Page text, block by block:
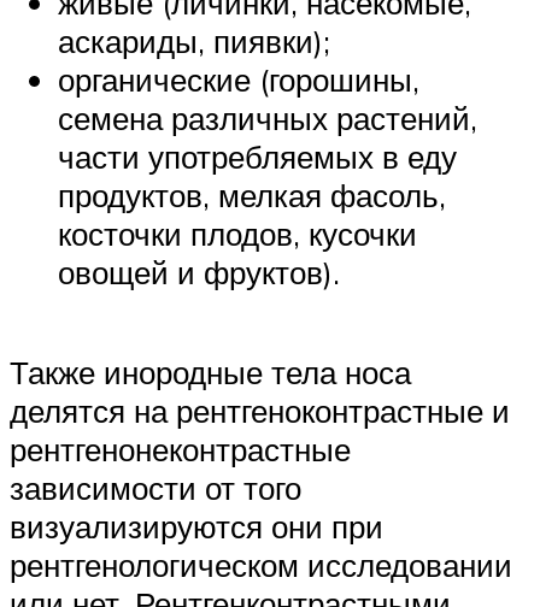
аскариды, пиявки);
органические (горошины,
семена различных растений,
части употребляемых в еду
продуктов, мелкая фасоль,
косточки плодов, кусочки
овощей и фруктов).
Также инородные тела носа
делятся на рентгеноконтрастные и
рентгенонеконтрастные
зависимости от того
визуализируются они при
рентгенологическом исследовании